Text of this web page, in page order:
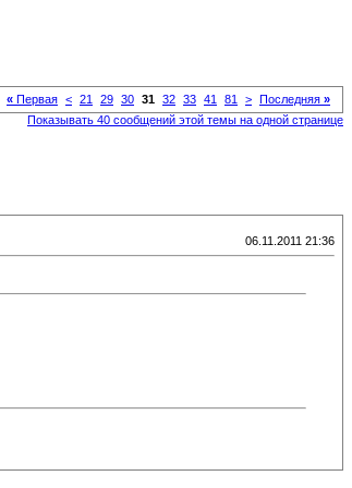
« Первая < 21 29 30 31 32 33 41 81 > Последняя »
Показывать 40 сообщений этой темы на одной странице
06.11.2011 21:36